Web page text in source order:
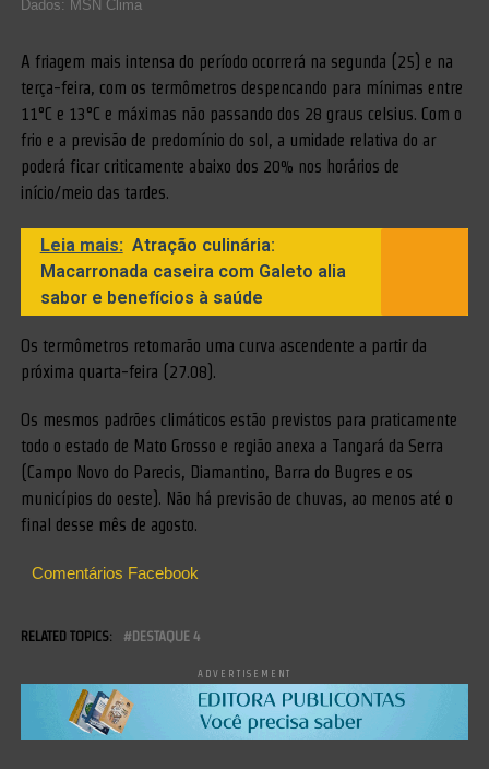
Dados: MSN Clima
A friagem mais intensa do período ocorrerá na segunda (25) e na
terça-feira, com os termômetros despencando para mínimas entre
11°C e 13°C e máximas não passando dos 28 graus celsius. Com o
frio e a previsão de predomínio do sol, a umidade relativa do ar
poderá ficar criticamente abaixo dos 20% nos horários de
início/meio das tardes.
Leia mais: Atração culinária:
Macarronada caseira com Galeto alia
sabor e benefícios à saúde
Os termômetros retomarão uma curva ascendente a partir da
próxima quarta-feira (27.08).
Os mesmos padrões climáticos estão previstos para praticamente
todo o estado de Mato Grosso e região anexa a Tangará da Serra
(Campo Novo do Parecis, Diamantino, Barra do Bugres e os
municípios do oeste). Não há previsão de chuvas, ao menos até o
final desse mês de agosto.
Comentários Facebook
RELATED TOPICS: DESTAQUE 4
ADVERTISEMENT